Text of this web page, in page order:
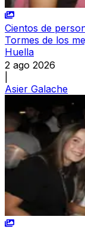
Cientos de
Tormes de los
Huella
2 ago 2026
Asier Galache